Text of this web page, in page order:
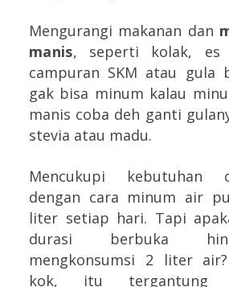
Mengurangi makanan dan
manis, seperti kolak, es
campuran SKM atau gula
gak bisa minum kalau
manis coba deh ganti
stevia atau madu.
Mencukupi kebutuhan
dengan cara minum air
liter setiap hari. Tapi
durasi berbuka
mengkonsumsi 2 liter
kok, itu tergantung